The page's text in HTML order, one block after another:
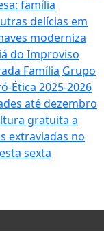
família
delícias em
moderniza
do Improviso
Família Grupo
Ética 2025-2026
até dezembro
gratuita a
extraviadas no
sexta